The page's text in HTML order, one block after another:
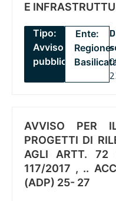
E
Tipo:
Avviso
pubblico
Ente:
Regione
AVVISO PER
PROGETTI DI
AGLI ARTT.
117/2017 , ..
(ADP) 25- 27